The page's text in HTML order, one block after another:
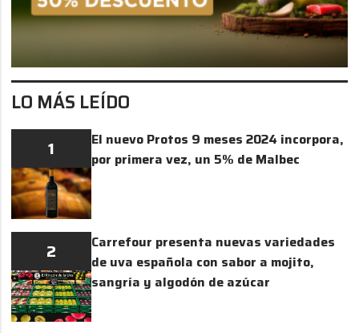
LO MÁS LEÍDO
1
El nuevo Protos 9 meses 2024 incorpora,
por primera vez, un 5% de Malbec
2
Carrefour presenta nuevas variedades
de uva española con sabor a mojito,
sangría y algodón de azúcar